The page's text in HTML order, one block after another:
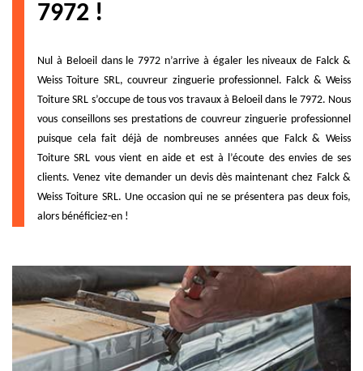
7972 !
Nul à Beloeil dans le 7972 n’arrive à égaler les niveaux de Falck &
Weiss Toiture SRL, couvreur zinguerie professionnel. Falck & Weiss
Toiture SRL s’occupe de tous vos travaux à Beloeil dans le 7972. Nous
vous conseillons ses prestations de couvreur zinguerie professionnel
puisque cela fait déjà de nombreuses années que Falck & Weiss
Toiture SRL vous vient en aide et est à l’écoute des envies de ses
clients. Venez vite demander un devis dès maintenant chez Falck &
Weiss Toiture SRL. Une occasion qui ne se présentera pas deux fois,
alors bénéficiez-en !